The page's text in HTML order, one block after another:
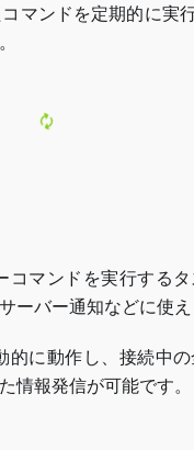
マンドを定期的に実
マンドを実行する
バー通知などに使え
に動作し、接続中
報発信が可能です。